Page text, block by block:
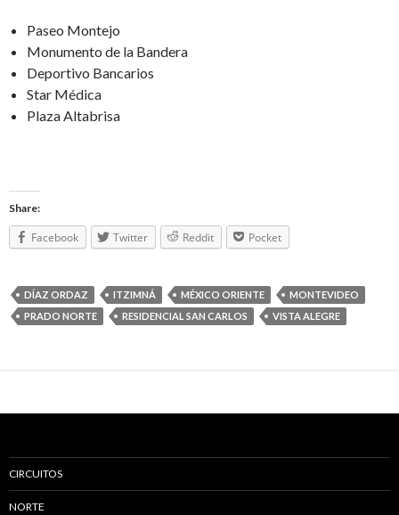
Paseo Montejo
Monumento de la Bandera
Deportivo Bancarios
Star Médica
Plaza Altabrisa
Share:
Facebook Twitter Reddit Pocket
DÍAZ ORDAZ ITZIMNÁ MÉXICO ORIENTE
MONTEVIDEO
PRADO NORTE
RESIDENCIAL SAN CARLOS VISTA ALEGRE
CIRCUITOS
NORTE